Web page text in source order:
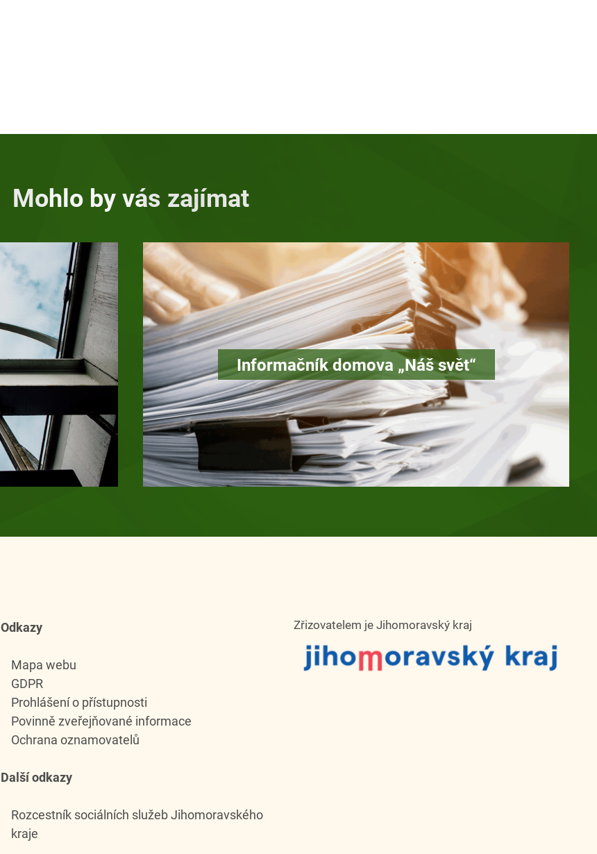
Mohlo by vás zajímat
Informačník domova „Náš svět“
Odkazy
Mapa webu
GDPR
Prohlášení o přístupnosti
Povinně zveřejňované informace
Ochrana oznamovatelů
Další odkazy
Rozcestník sociálních služeb Jihomoravského
kraje
Zřizovatelem je Jihomoravský kraj